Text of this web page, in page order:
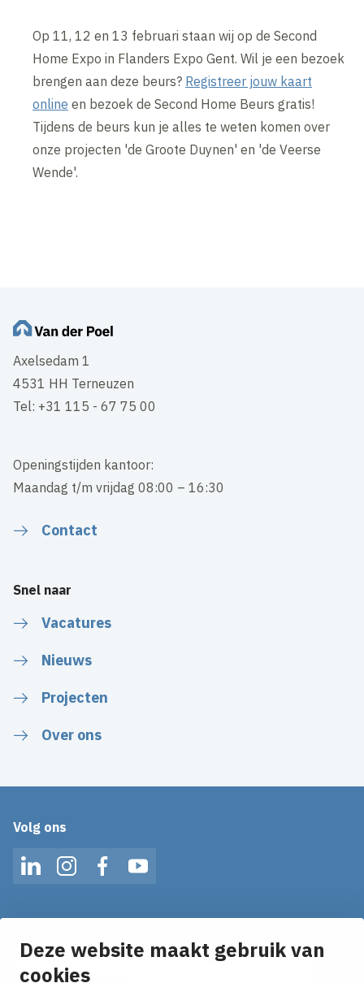
Deze website maakt gebruik van
cookies
Op 11, 12 en 13 februari staan wij op de Second
Home Expo in Flanders Expo Gent. Wil je een bezoek
brengen aan deze beurs? Registreer jouw kaart
online en bezoek de Second Home Beurs gratis!
Tijdens de beurs kun je alles te weten komen over
onze projecten 'de Groote Duynen' en 'de Veerse
Wende'.
Axelsedam 1
4531 HH Terneuzen
Tel: +31 115 - 67 75 00
Openingstijden kantoor:
Maandag t/m vrijdag 08:00 – 16:30
Contact
Snel naar
Vacatures
Nieuws
Projecten
Over ons
Volg ons
LinkedInInstagramFacebookYouTube
Ontvang onze nieuws alerts in je mailbox!
E-mailadres